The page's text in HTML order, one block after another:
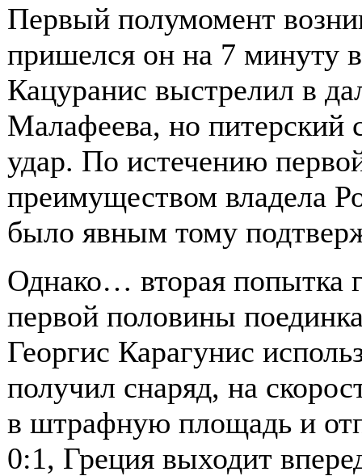
Первый полумомент
пришелся он на 7 минуту
Кацуранис выстрелил в
Малафеева, но питерский
удар. По истечению
преимуществом владела
было явным тому
Однако… вторая попытка
первой половины
Георгис Карагунис
получил снаряд, на
в штрафную площадь и
0:1, Греция выходит